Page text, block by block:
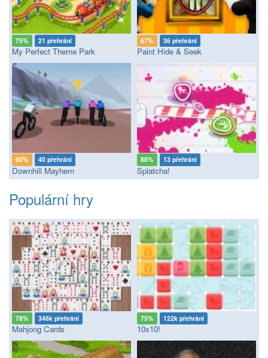
75% 21 přehrání
My Perfect Theme Park
67% 36 přehrání
Paint Hide & Seek
60% 40 přehrání
Downhill Mayhem
88% 13 přehrání
Splatcha!
Populární hry
78% 346k přehrání
Mahjong Cards
75% 122k přehrání
10x10!